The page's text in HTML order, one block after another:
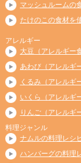
マッシュルームの
たけのこの食材を
アレルギー
大豆（アレルギー
あわび（アレルギ
くるみ（アレルギ
いくら（アレルギ
りんご（アレルギ
料理ジャンル
ナムルの料理レシ
ハンバーグの料理